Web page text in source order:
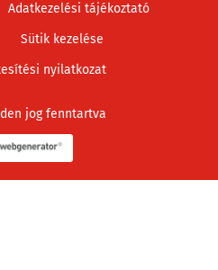
jog fenntartva
Adatkezelési tájékoztató
Sütik kezelése
nyilatkozat